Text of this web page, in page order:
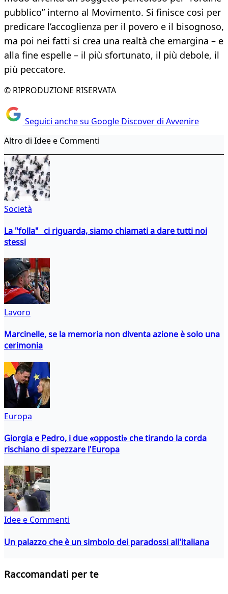
pubblico” interno al Movimento. Si finisce così per
predicare l’accoglienza per il povero e il bisognoso,
ma poi nei fatti si crea una realtà che emargina – e
alla fine espelle – il più sfortunato, il più debole, il
più peccatore.
© RIPRODUZIONE RISERVATA
Seguici anche su Google Discover di Avvenire
Altro di Idee e Commenti
Società
La "folla" ci riguarda, siamo chiamati a dare tutti noi
stessi
Lavoro
Marcinelle, se la memoria non diventa azione è solo una
cerimonia
Europa
Giorgia e Pedro, i due «opposti» che tirando la corda
rischiano di spezzare l'Europa
Idee e Commenti
Un palazzo che è un simbolo dei paradossi all'italiana
Raccomandati per te